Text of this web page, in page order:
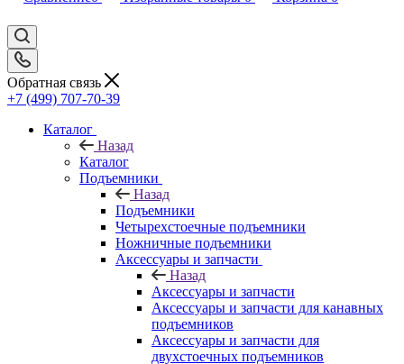
Обратная связь
+7 (499) 707-70-39
Каталог
Назад
Каталог
Подъемники
Назад
Подъемники
Четырехстоечные подъемники
Ножничные подъемники
Аксессуары и запчасти
Назад
Аксессуары и запчасти
Аксессуары и запчасти для канавных
подъемников
Аксессуары и запчасти для
двухстоечных подъемников